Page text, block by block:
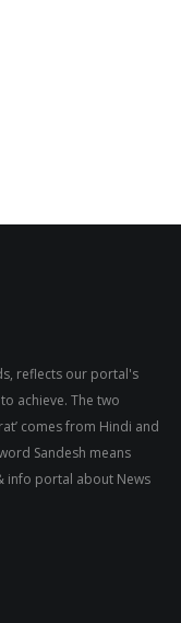
reflects our portal's
achieve. The two
comes from Hindi and
Sandesh means
info portal about News